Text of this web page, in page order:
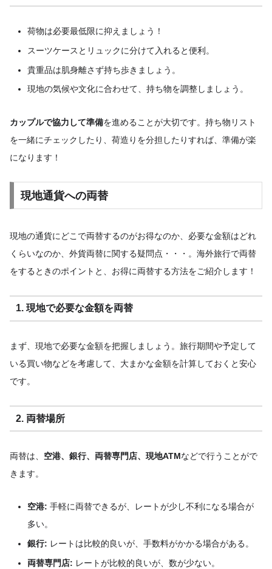
荷物は必要最低限に抑えましょう！
スーツケースとリュックに分けて入れると便利。
貴重品は肌身離さず持ち歩きましょう。
現地の気候や文化に合わせて、持ち物を調整しましょう。
カップルで協力して準備を進めることが大切です。持ち物リスト
を一緒にチェックしたり、荷造りを分担したりすれば、準備が楽
になります！
現地通貨への両替
現地の通貨にどこで両替するのがお得なのか、必要な金額はどれ
くらいなのか、外貨両替に関する疑問点・・・。海外旅行で両替
をするときのポイントと、お得に両替する方法をご紹介します！
1. 現地で必要な金額を両替
まず、現地で必要な金額を把握しましょう。旅行期間や予定して
いる買い物などを考慮して、大まかな金額を計算しておくと安心
です。
2. 両替場所
両替は、 空港、銀行、両替専門店、現地ATMなどで行うことがで
きます。
空港: 手軽に両替できるが、レートが少し不利になる場合が
多い。
銀行: レートは比較的良いが、手数料がかかる場合がある。
両替専門店: レートが比較的良いが、数が少ない。